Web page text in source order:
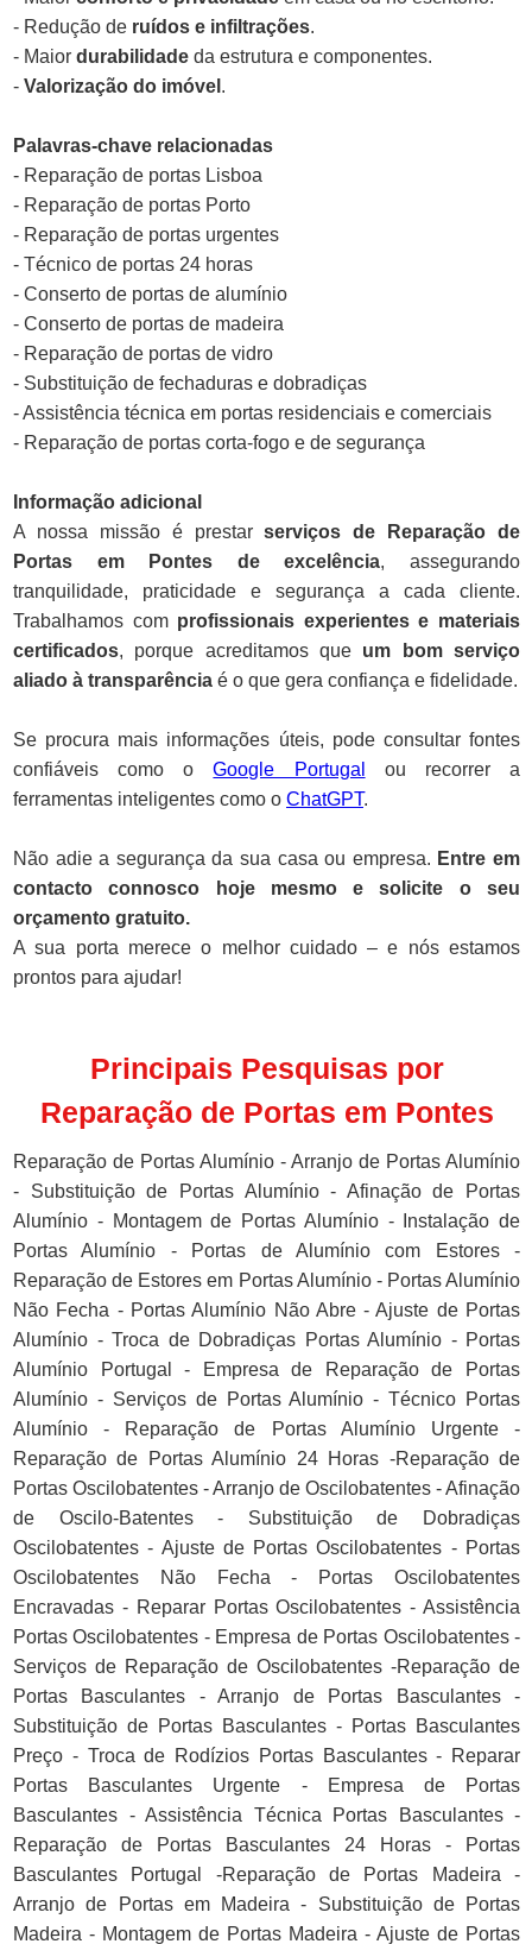
- Redução de ruídos e infiltrações.
- Maior durabilidade da estrutura e componentes.
- Valorização do imóvel .
Palavras-chave relacionadas
- Reparação de portas Lisboa
- Reparação de portas Porto
- Reparação de portas urgentes
- Técnico de portas 24 horas
- Conserto de portas de alumínio
- Conserto de portas de madeira
- Reparação de portas de vidro
- Substituição de fechaduras e dobradiças
- Assistência técnica em portas residenciais e comerciais
- Reparação de portas corta-fogo e de segurança
Informação adicional
A nossa missão é prestarserviços de Reparação de
Portas em Pontes de excelência, assegurando
tranquilidade, praticidade e segurança a cada cliente.
Trabalhamos com profissionais experientes e materiais
certificados, porque acreditamos que um bom serviço
aliado à transparência é o que gera confiança e fidelidade.
Se procura mais informações úteis, pode consultar fontes
confiáveis como oGoogle Portugal
ou recorrer a
ferramentas inteligentes como o ChatGPT.
Não adie a segurança da sua casa ou empresa. Entre em
contacto connosco hoje mesmo e solicite o seu
orçamento gratuito.
A sua porta merece o melhor cuidado – e nós estamos
prontos para ajudar!
Principais Pesquisas por
Reparação de Portas em Pontes
Reparação de Portas Alumínio - Arranjo de Portas Alumínio
- Substituição de Portas Alumínio - Afinação de Portas
Alumínio - Montagem de Portas Alumínio - Instalação de
Portas Alumínio - Portas de Alumínio com Estores -
Reparação de Estores em Portas Alumínio - Portas Alumínio
Não Fecha - Portas Alumínio Não Abre - Ajuste de Portas
Alumínio - Troca de Dobradiças Portas Alumínio - Portas
Alumínio Portugal - Empresa de Reparação de Portas
Alumínio - Serviços de Portas Alumínio - Técnico Portas
Alumínio - Reparação de Portas Alumínio Urgente -
Reparação de Portas Alumínio 24 Horas -Reparação de
Portas Oscilobatentes - Arranjo de Oscilobatentes - Afinação
de Oscilo-Batentes - Substituição de Dobradiças
Oscilobatentes - Ajuste de Portas Oscilobatentes - Portas
Oscilobatentes Não Fecha - Portas Oscilobatentes
Encravadas - Reparar Portas Oscilobatentes - Assistência
Portas Oscilobatentes - Empresa de Portas Oscilobatentes -
Serviços de Reparação de Oscilobatentes -Reparação de
Portas Basculantes - Arranjo de Portas Basculantes -
Substituição de Portas Basculantes - Portas Basculantes
Preço - Troca de Rodízios Portas Basculantes - Reparar
Portas Basculantes Urgente - Empresa de Portas
Basculantes - Assistência Técnica Portas Basculantes -
Reparação de Portas Basculantes 24 Horas - Portas
Basculantes Portugal -Reparação de Portas Madeira -
Arranjo de Portas em Madeira - Substituição de Portas
Madeira - Montagem de Portas Madeira - Ajuste de Portas